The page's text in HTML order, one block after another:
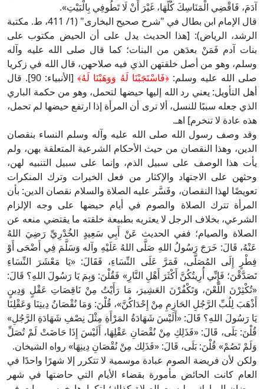
آدَمَ، فَاقْضِي الْمَنَاسِكَ كُلَّهَا، غَيْرَ أَنْ لَا تَطُوفِي بِالْبَيْتِ».
قال الإمام ابن بطال في "شرح صحيح البخارى" (1/ 411، ط. مكتبة
الرشد، الرياض): [هذا الحديث يدل على أن الحيض مكتوب على
بنات آدم فَمَنْ بعدَهن من البنات؛ كما قال صلى الله عليه وآله
وسلم، وهو من أصل خلقتهن الذي فيه صلاحهن، قال الله في زكريا
صلى الله عليه وسلم:﴿فَاسْتَجَبْنَا لَهُ وَوَهَبْنَا لَهُ﴾
[الأنبياء: 90]. قال
أهل التأويل: يعني رد الله إليها حيضها لتحمل، وهو من حكمة الباري
الذي جعله سببًا للنسل، ألا ترى أن المرأة إذا ارتفع حيضها لم تحمل،
هذه عادة لا تنخرم] اهـ.
وقد وصف رسول الله صلى الله عليه وآله وسلم النساء بنقصان
الدين، وهذا النقصان من حيث الأحكام الشرعية المتعلقة بهن، ولم
يأت هذا الوصف على سبيل الذم، وإنما على سبيل التنبيه لهن،
وحثهن على الاجتهاد والإكثار من فعل الخيرات وترك المنكرات
تعويضًا لهذا النقصان، وفَسَّر عليه الصلاة والسلام نقصان الدين: بأن
المرأة تترك الصلاة والصوم في أيام حيضها على وجه الإلزام
الشرعي، بخلاف الرجل لا يعتريه بطبيعة خلقته ما يقتضي منعه عن
الصلاة والصيام؛ ففي الحديث عَنْ أَبِي سَعِيدٍ الخُدْرِيِّ رَضِيَ اللهُ
عَنْهُ، قَالَ: خَرَجَ رَسُولُ اللهِ صَلَّى اللهُ عَلَيْهِ وآله وَسَلَّمَ فِي أَضْحَى أَوْ
فِطْرٍ إِلَى المُصَلَّى، فَمَرَّ عَلَى النِّسَاءِ، فَقَالَ: «يَا مَعْشَرَ النِّسَاءِ
تَصَدَّقْنَ؛ فَإِنِّي أُرِيتُكُنَّ أَكْثَرَ أَهْلِ النَّارِ» فَقُلْنَ: وَبِمَ يَا رَسُولَ اللهِ؟ قَالَ:
«تُكْثِرْنَ اللَّعْنَ، وَتَكْفُرْنَ العَشِيرَ، مَا رَأَيْتُ مِنْ نَاقِصَاتِ عَقْلٍ وَدِينٍ
أَذْهَبَ لِلُبِّ الرَّجُلِ الحَازِمِ مِنْ إِحْدَاكُنَّ»، قُلْنَ: وَمَا نُقْصَانُ دِينِنَا وَعَقْلِنَا
يَا رَسُولَ اللهِ؟ قَالَ: «أَلَيْسَ شَهَادَةُ المَرْأَةِ مِثْلَ نِصْفِ شَهَادَةِ الرَّجُلِ»
قُلْنَ: بَلَى، قَالَ: «فَذَلِكِ مِنْ نُقْصَانِ عَقْلِهَا، أَلَيْسَ إِذَا حَاضَتْ لَمْ تُصَلِّ
وَلَمْ تَصُمْ» قُلْنَ: بَلَى، قَالَ: «فَذَلِك مِنْ نُقْصَانِ دِينِهَا» رواه الشيخان.
ولكن لأن فريضة الصوم عبادة موسمية لا تتكرر إلا شهرًا واحدًا في
العام كانت الحائض مأمورة بقضاء الأيام التي حاضتها في شهر